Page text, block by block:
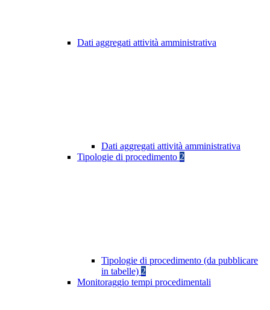
Dati aggregati attività amministrativa
Dati aggregati attività amministrativa
Tipologie di procedimento 2
Tipologie di procedimento (da pubblicare
in tabelle) 2
Monitoraggio tempi procedimentali